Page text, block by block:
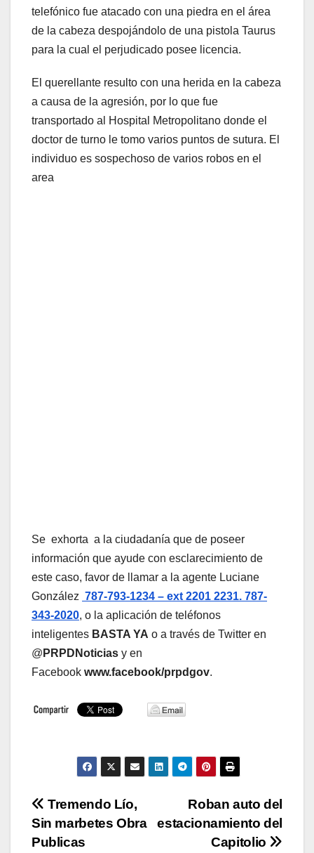
telefónico fue atacado con una piedra en el área
de la cabeza despojándolo de una pistola Taurus
para la cual el perjudicado posee licencia.
El querellante resulto con una herida en la cabeza
a causa de la agresión, por lo que fue
transportado al Hospital Metropolitano donde el
doctor de turno le tomo varios puntos de sutura. El
individuo es sospechoso de varios robos en el
area
Se exhorta a la ciudadanía que de poseer
información que ayude con esclarecimiento de
este caso, favor de llamar a la agente Luciane
González 787-793-1234 – ext 2201 2231. 787-
343-2020, o la aplicación de teléfonos
inteligentes BASTA YA o a través de Twitter en
@ PRPDNoticias y en
Facebook www.facebook/prpdgov.
Navegación
de
Roban auto del
estacionamiento del
Capitolio
Tremendo Lío,
Sin marbetes Obra
Publicas